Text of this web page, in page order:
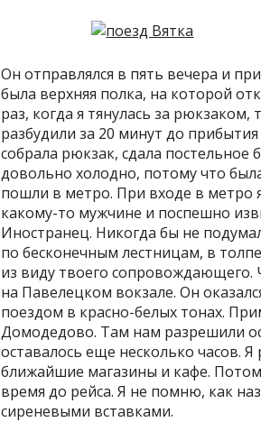
Он отправлялся в пять вечера и
была верхняя полка, на которой
раз, когда я тянулась за рюкзаком,
разбудили за 20 минут до
собрала рюкзак, сдала
довольно холодно, потому что
пошли в метро. При входе в метро
какому-то мужчине и поспешно
Иностранец. Никогда бы не
по бесконечным лестницам, в
из виду твоего сопровождающего.
на Павелецком вокзале. Он
поездом в красно-белых тонах.
Домодедово. Там нам разрешили
оставалось еще несколько часов.
ближайшие магазины и кафе.
время до рейса. Я не помню, как
сиреневыми вставками.